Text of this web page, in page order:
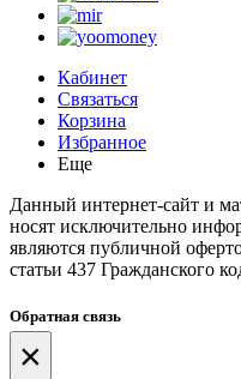
Кабинет
Связаться
Корзина
Избранное
Еще
Данный интернет-сайт и
носят исключительно
являются публичной
статьи 437 Гражданского
Обратная связь
×